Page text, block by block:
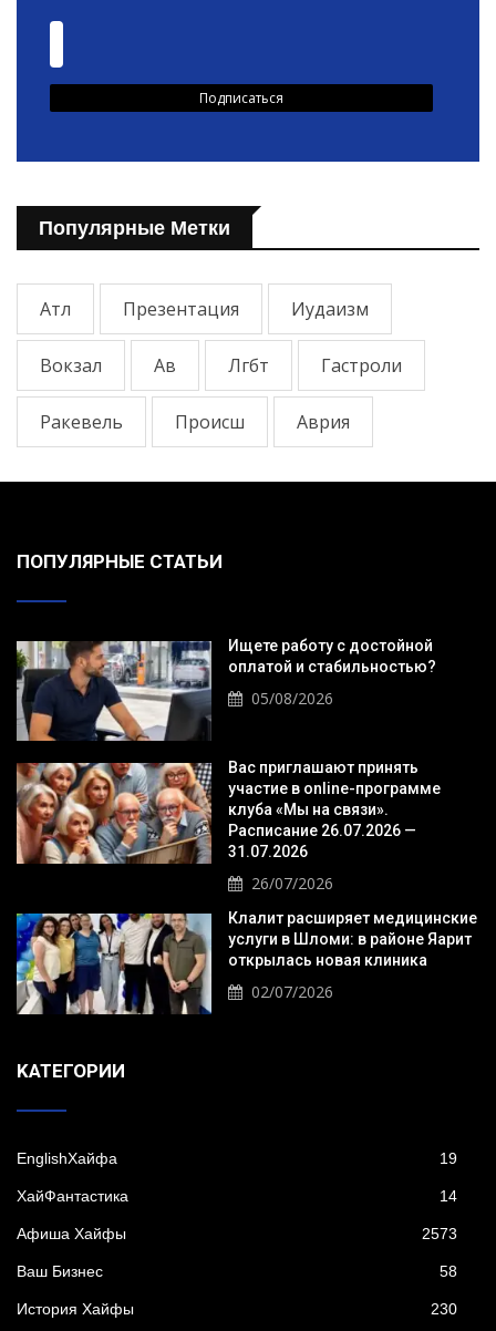
Популярные Метки
Атл Презентация Иудаизм
Вокзал Ав Лгбт Гастроли
Ракевель Происш Аврия
ПОПУЛЯРНЫЕ СТАТЬИ
Ищете работу с достойной
оплатой и стабильностью?
05/08/2026
Вас приглашают принять
участие в online-программе
клуба «Мы на связи».
Расписание 26.07.2026 —
31.07.2026
26/07/2026
Клалит расширяет медицинские
услуги в Шломи: в районе Яарит
открылась новая клиника
02/07/2026
KАТЕГОРИИ
EnglishХайфа 19
XайФантастика 14
Афиша Хайфы 2573
Ваш Бизнес 58
История Хайфы 230